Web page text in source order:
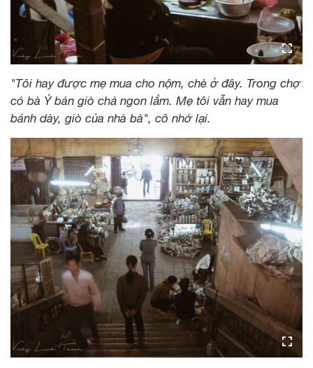
"Tôi hay được mẹ mua cho nộm, chè ở đây. Trong chợ
có bà Ý bán giò chả ngon lắm. Mẹ tôi vẫn hay mua
bánh dày, giò của nhà bà", cô nhớ lại.